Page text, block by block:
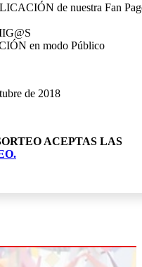
de nuestra Fan
en modo Público
de 2018
ACEPTAS LAS